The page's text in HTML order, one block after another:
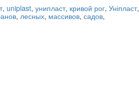
, uniplast, унипласт, кривой рог, Уніпласт,
, лесных, массивов, садов,